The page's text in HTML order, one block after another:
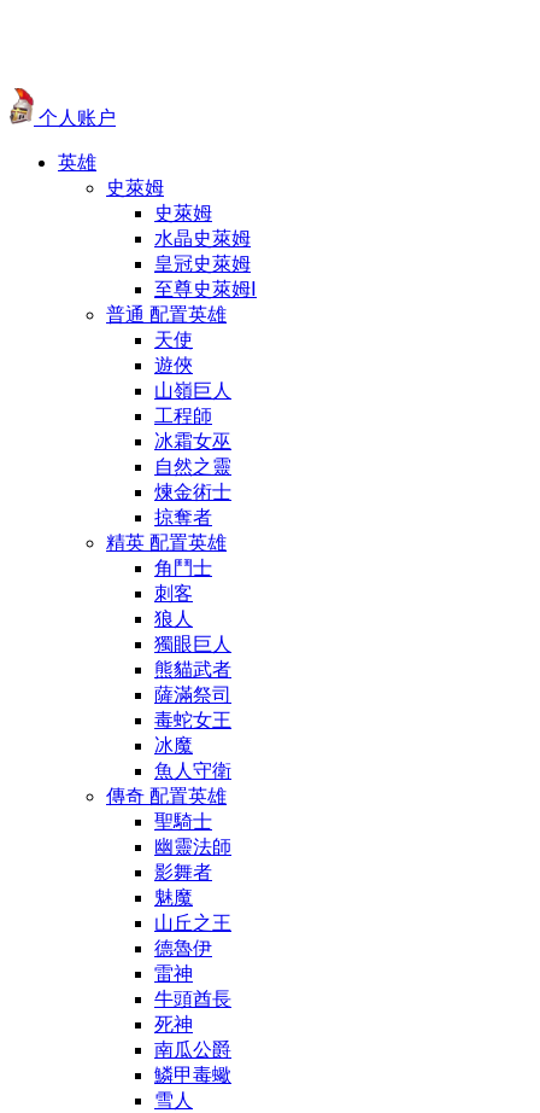
个人账户
英雄
史萊姆
史萊姆
水晶史萊姆
皇冠史萊姆
至尊史萊姆Ⅰ
普通 配置英雄
天使
遊俠
山嶺巨人
工程師
冰霜女巫
自然之靈
煉金術士
掠奪者
精英 配置英雄
角鬥士
刺客
狼人
獨眼巨人
熊貓武者
薩滿祭司
毒蛇女王
冰魔
魚人守衛
傳奇 配置英雄
聖騎士
幽靈法師
影舞者
魅魔
山丘之王
德魯伊
雷神
牛頭酋長
死神
南瓜公爵
鱗甲毒蠍
雪人